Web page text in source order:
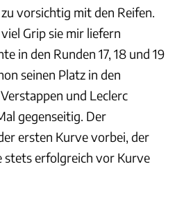
vorsichtig mit den Reifen.
Grip sie mir liefern
in den Runden 17, 18 und 19
seinen Platz in den
und Leclerc
gegenseitig. Der
ersten Kurve vorbei, der
erfolgreich vor Kurve